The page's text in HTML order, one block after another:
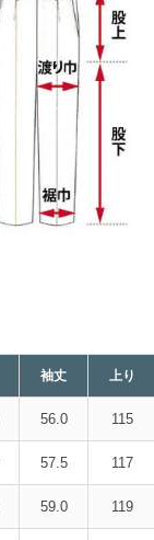
袖丈 上り
56.0 115
57.5 117
59.0 119